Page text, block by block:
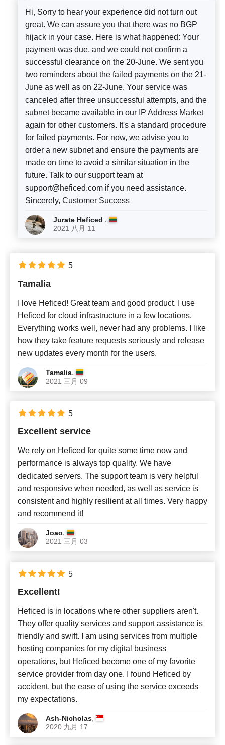
Hi, Sorry to hear your experience did not turn out
great. We can assure you that there was no BGP
hijack in your case. Here is what happened: Your
payment was due, and we could not confirm a
successful clearance on the 20-June. We sent you
two reminders about the failed payments on the 21-
June as well as on 22-June. Your service was
canceled after three unsuccessful attempts, and the
subnet became available in our IP Address Market
again for other customers. It's a standard procedure
for failed payments. For now, we advise you to
order a new subnet and ensure the payments are
made on time to avoid a similar situation in the
future. Talk to our support team at
support@heficed.com if you need assistance.
Sincerely, Customer Success
Jurate Heficed ,
2021 八月 11
Tamalia
I love Heficed! Great team and good product. I use
Heficed for cloud infrastructure in a few locations.
Everything works well, never had any problems. I like
how they take feature requests seriously and release
new updates every month for the users.
Tamalia,
2021 三月 09
5
Excellent service
We rely on Heficed for quite some time now and
performance is always top quality. We have
dedicated servers. The support team is very helpful
and responsive when needed, as well as service is
consistent and highly resilient at all times. Very happy
and recommend it!
Joao,
2021 三月 03
5
Excellent!
Heficed is in locations where other suppliers aren't.
They offer quality services and support assistance is
friendly and swift. I am using services from multiple
hosting companies for my digital business
operations, but Heficed become one of my favorite
service provider from day one. I found Heficed by
accident, but the ease of using the service exceeds
my expectations.
Ash-Nicholas,
2020 九月 17
5